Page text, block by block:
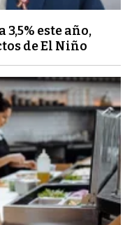
este año,
de El Niño